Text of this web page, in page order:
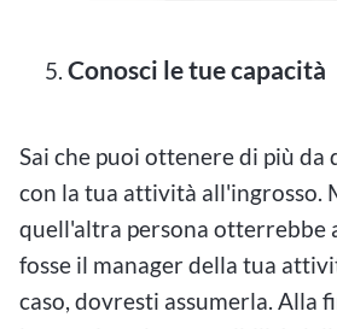
Conosci le tue capacità
Sai che puoi ottenere di più da
con la tua attività all'ingrosso.
quell'altra persona otterrebbe
fosse il manager della tua
caso, dovresti assumerla. Alla